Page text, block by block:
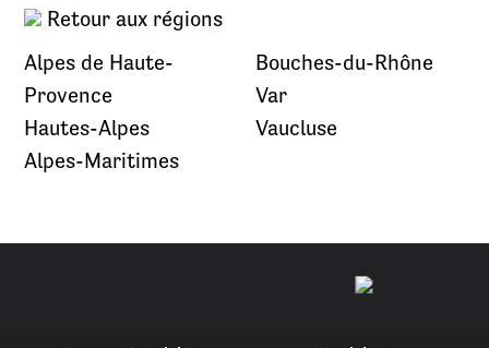
Retour aux régions
Alpes de Haute-
Provence
Hautes-Alpes
Alpes-Maritimes
Bouches-du-Rhône
Var
Vaucluse